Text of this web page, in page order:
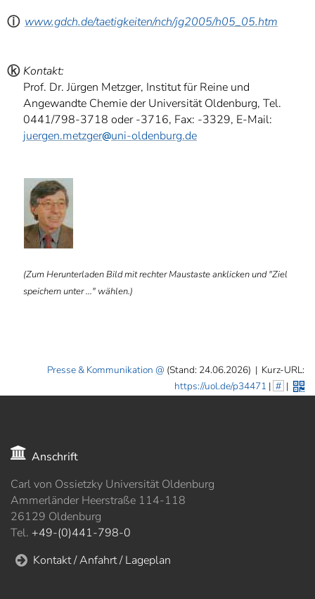
ⓘ www.gdch.de/taetigkeiten/nch/jg2005/h05_05.htm
ⓚ Kontakt:
Prof. Dr. Jürgen Metzger, Institut für Reine und
Angewandte Chemie der Universität Oldenburg, Tel.
0441/798-3718 oder -3716, Fax: -3329, E-Mail:
juergen.metzger
uni-oldenburg.de
(Zum Herunterladen Bild mit rechter Maustaste anklicken und "Ziel
speichern unter ..." wählen.)
Presse & Kommunikation (Stand: 24.06.2026) | Kurz-URL:
https://uol.de/p34471 | # |
Anschrift
Carl von Ossietzky Universität Oldenburg
Ammerländer Heerstraße 114-118
26129 Oldenburg
Tel. +49-(0)441-798-0
Kontakt / Anfahrt / Lageplan